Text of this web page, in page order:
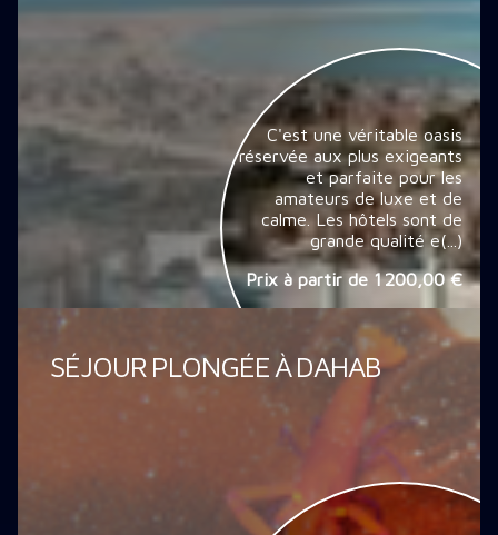
C'est une véritable oasis
réservée aux plus exigeants
et parfaite pour les
amateurs de luxe et de
calme. Les hôtels sont de
grande qualité e(...)
Prix à partir de 1 200,00 €
SÉJOUR PLONGÉE À DAHAB